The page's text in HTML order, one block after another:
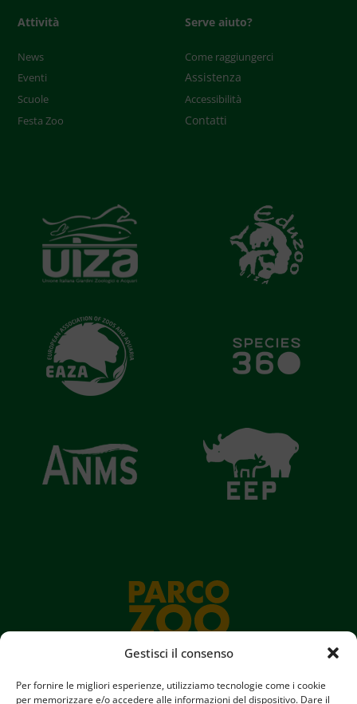
Gestisci il consenso
Per fornire le migliori esperienze, utilizziamo tecnologie come i cookie
per memorizzare e/o accedere alle informazioni del dispositivo. Dare il
Attività
News
Eventi
Scuole
Festa Zoo
Serve aiuto?
Come raggiungerci
Assistenza
Accessibilità
Contatti